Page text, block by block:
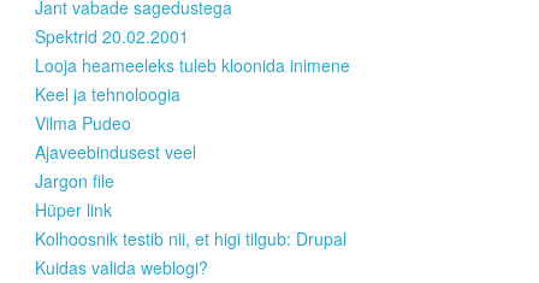
Jant vabade sagedustega
Spektrid 20.02.2001
Looja heameeleks tuleb kloonida inimene
Keel ja tehnoloogia
Vilma Pudeo
Ajaveebindusest veel
Jargon file
Hüper link
Kolhoosnik testib nii, et higi tilgub: Drupal
Kuidas valida weblogi?